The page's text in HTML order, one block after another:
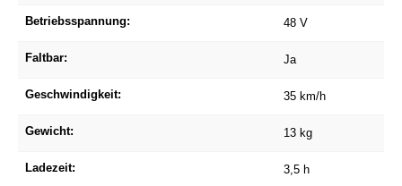
Betriebsspannung: 48 V
Faltbar: Ja
Geschwindigkeit: 35 km/h
Gewicht: 13 kg
Ladezeit: 3,5 h